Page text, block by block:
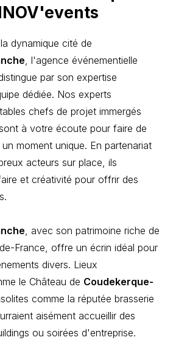
dynamique cité de
, l'agence événementielle
par son expertise
dédiée. Nos experts
chefs de projet immergés
à votre écoute pour faire de
moment unique. En partenariat
acteurs sur place, ils
et créativité pour offrir des
, avec son patrimoine riche de
France, offre un écrin idéal pour
divers. Lieux
le Château de Coudekerque-
comme la réputée brasserie
aisément accueillir des
ou soirées d'entreprise.